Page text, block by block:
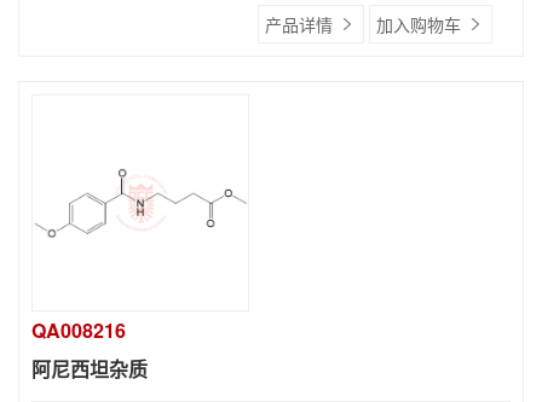
产品详情 加入购物车
QA008216
阿尼西坦杂质